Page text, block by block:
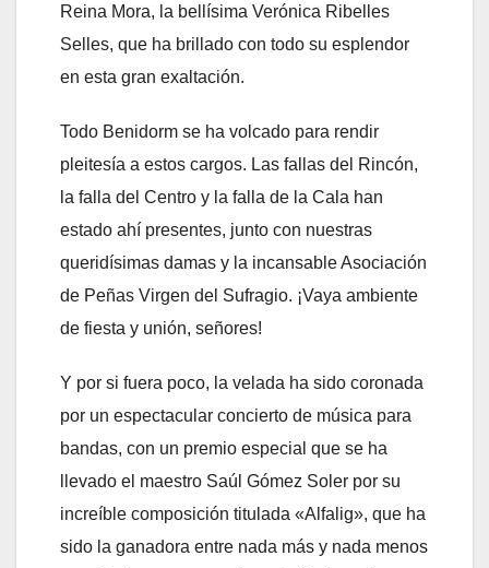
Reina Mora, la bellísima Verónica Ribelles
Selles, que ha brillado con todo su esplendor
en esta gran exaltación.
Todo Benidorm se ha volcado para rendir
pleitesía a estos cargos. Las fallas del Rincón,
la falla del Centro y la falla de la Cala han
estado ahí presentes, junto con nuestras
queridísimas damas y la incansable Asociación
de Peñas Virgen del Sufragio. ¡Vaya ambiente
de fiesta y unión, señores!
Y por si fuera poco, la velada ha sido coronada
por un espectacular concierto de música para
bandas, con un premio especial que se ha
llevado el maestro Saúl Gómez Soler por su
increíble composición titulada «Alfalig», que ha
sido la ganadora entre nada más y nada menos